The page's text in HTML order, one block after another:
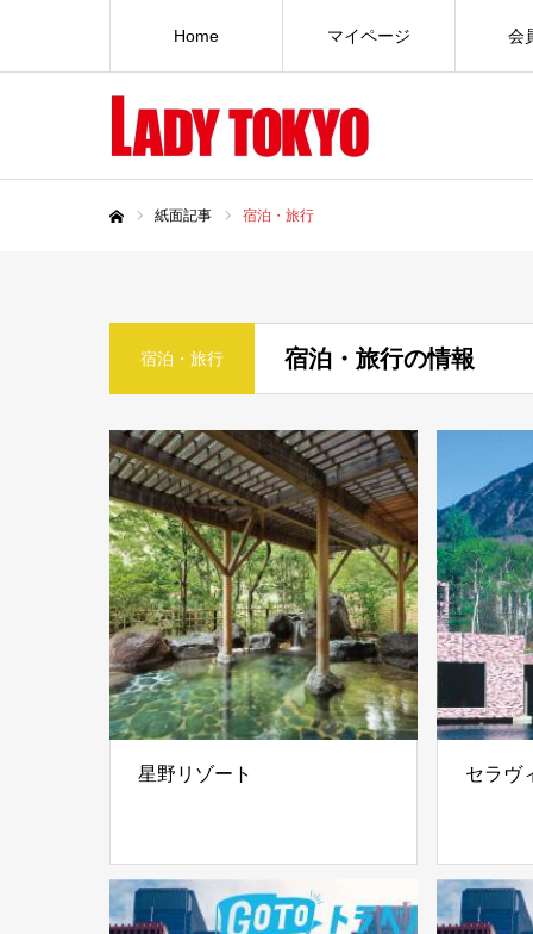
Home マイページ 会
紙面記事 宿泊・旅行
宿泊・旅行 宿泊・旅行の情報
星野リゾート セラヴ